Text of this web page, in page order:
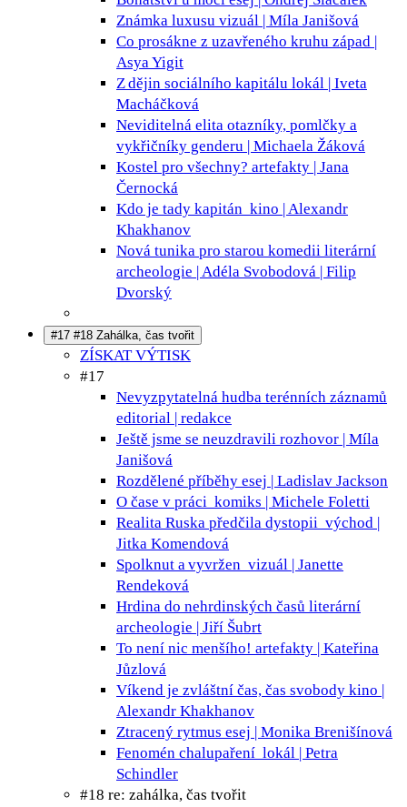
Známka luxusu vizuál | Míla Janišová
Co prosákne z uzavřeného kruhu západ |
Asya Yigit
Z dějin sociálního kapitálu lokál | Iveta
Macháčková
Neviditelná elita otazníky, pomlčky a
vykřičníky genderu | Michaela Žáková
Kostel pro všechny? artefakty | Jana
Černocká
Kdo je tady kapitán kino | Alexandr
Khakhanov
Nová tunika pro starou komedii literární
archeologie | Adéla Svobodová | Filip
Dvorský
#17 #18 Zahálka, čas tvořit
ZÍSKAT VÝTISK
#17
Nevyzpytatelná hudba terénních záznamů
editorial | redakce
Ještě jsme se neuzdravili rozhovor | Míla
Janišová
Rozdělené příběhy esej | Ladislav Jackson
O čase v práci komiks | Michele Foletti
Realita Ruska předčila dystopii východ |
Jitka Komendová
Spolknut a vyvržen vizuál | Janette
Rendeková
Hrdina do nehrdinských časů literární
archeologie | Jiří Šubrt
To není nic menšího! artefakty | Kateřina
Jůzlová
Víkend je zvláštní čas, čas svobody kino |
Alexandr Khakhanov
Ztracený rytmus esej | Monika Brenišínová
Fenomén chalupaření lokál | Petra
Schindler
#18 re: zahálka, čas tvořit